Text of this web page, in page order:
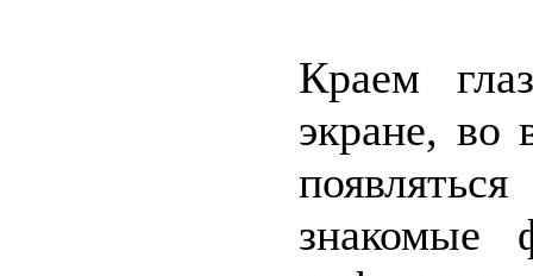
Краем
экране, во
знакомые